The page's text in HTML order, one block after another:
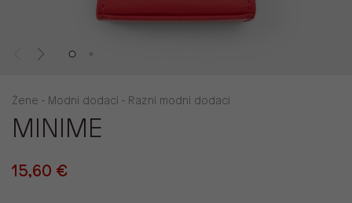
Žene - Modni dodaci - Razni modni dodaci
MINIME
15,60 €